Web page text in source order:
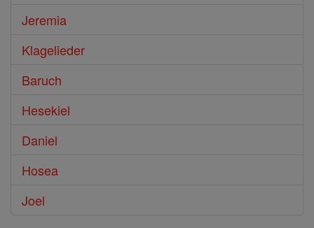
Jeremia
Klagelieder
Baruch
Hesekiel
Daniel
Hosea
Joel